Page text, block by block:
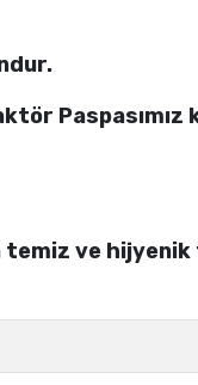
Paspasımız
ve hijyenik